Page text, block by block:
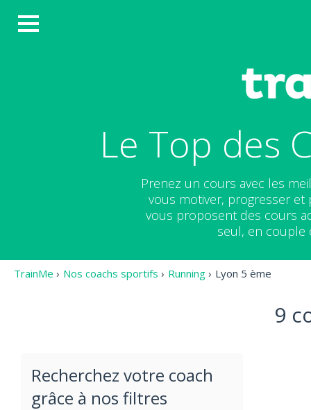
Le Top des
Prenez un cours avec les
vous motiver, progresser et
vous proposent des cours
seul, en couple
TrainMe › Nos coachs sportifs › Running › Lyon 5 ème
Recherchez votre coach
grâce à nos filtres
9